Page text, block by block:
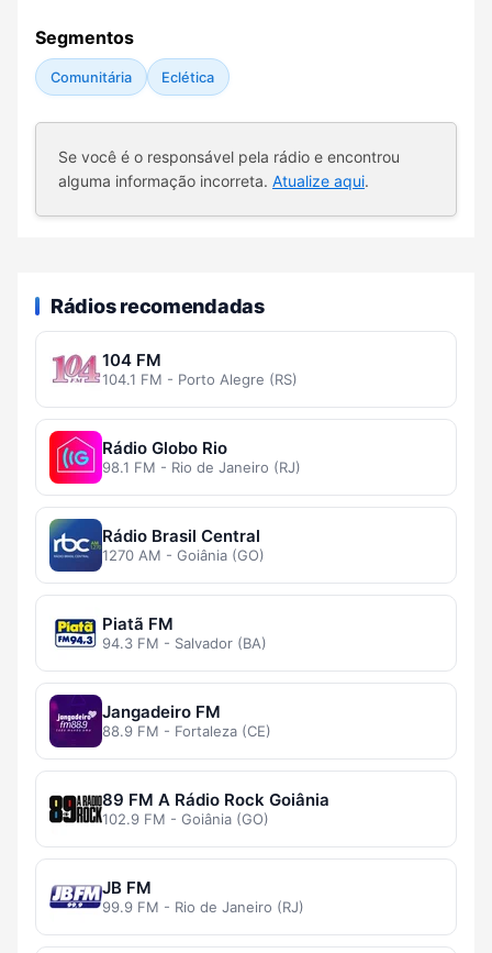
Segmentos
Comunitária Eclética
Se você é o responsável pela rádio e encontrou
alguma informação incorreta. Atualize aqui.
Rádios recomendadas
104 FM
104.1 FM - Porto Alegre (RS)
Rádio Globo Rio
98.1 FM - Rio de Janeiro (RJ)
Rádio Brasil Central
1270 AM - Goiânia (GO)
Piatã FM
94.3 FM - Salvador (BA)
Jangadeiro FM
88.9 FM - Fortaleza (CE)
89 FM A Rádio Rock Goiânia
102.9 FM - Goiânia (GO)
JB FM
99.9 FM - Rio de Janeiro (RJ)